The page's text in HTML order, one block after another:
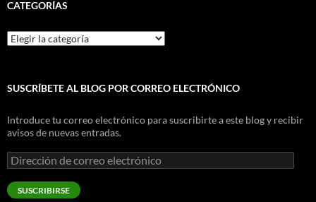
CATEGORÍAS
Categorías
SUSCRÍBETE AL BLOG POR CORREO ELECTRÓNICO
Introduce tu correo electrónico para suscribirte a este blog y recibir
avisos de nuevas entradas.
Dirección
de
correo
electrónico
SUSCRIBIRSE